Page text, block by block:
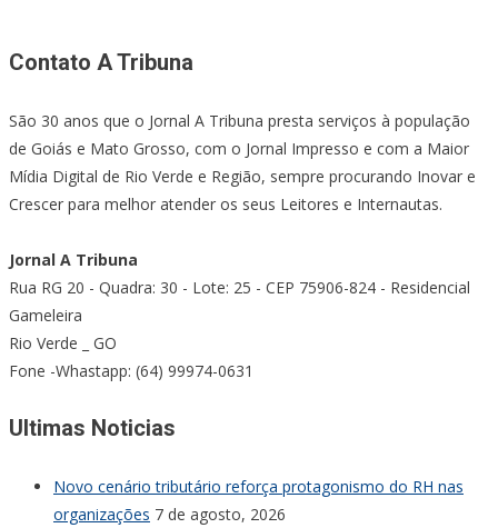
Contato A Tribuna
São 30 anos que o Jornal A Tribuna presta serviços à população
de Goiás e Mato Grosso, com o Jornal Impresso e com a Maior
Mídia Digital de Rio Verde e Região, sempre procurando Inovar e
Crescer para melhor atender os seus Leitores e Internautas.
Jornal A Tribuna
Rua RG 20 - Quadra: 30 - Lote: 25 - CEP 75906-824 - Residencial
Gameleira
Rio Verde _ GO
Fone -Whastapp: (64) 99974-0631
Ultimas Noticias
Novo cenário tributário reforça protagonismo do RH nas
organizações 7 de agosto, 2026